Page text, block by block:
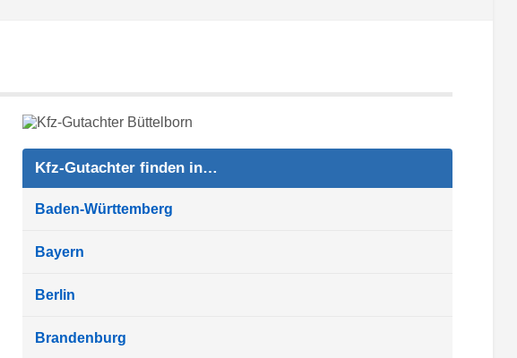
Kfz-Gutachter finden in…
Baden-Württemberg
Bayern
Berlin
Brandenburg